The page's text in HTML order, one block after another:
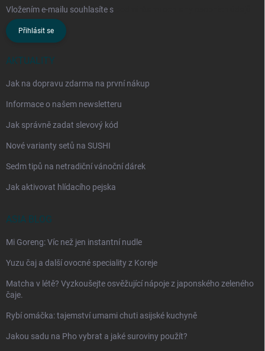
Vložením e-mailu souhlasíte s
Přihlásit se
AKTUALITY
Jak na dopravu zdarma na první nákup
Informace o našem newsletteru
Jak správně zadat slevový kód
Nové varianty setů na SUSHI
Sedm tipů na netradiční vánoční dárek
Jak aktivovat hlídacího pejska
ASIA BLOG
Mi Goreng: Víc než jen instantní nudle
Yuzu čaj a další ovocné speciality z Koreje
Matcha v létě? Vyzkoušejte osvěžující nápoje z japonského zeleného
čaje.
Rybí omáčka: tajemství umami chuti asijské kuchyně
Jakou sadu na Pho vybrat a jaké suroviny použít?